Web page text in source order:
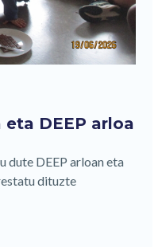
DEEP arloa
dute DEEP arloan eta
dituzte